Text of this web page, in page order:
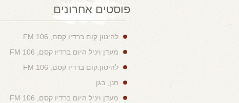
פוסטים אחרונים
להיטון.קום ברדיו קסם, 106 FM
מעדן ויניל היום ברדיו קסם, 106 FM
להיטון.קום ברדיו קסם, 106 FM
חנן, בגן
מעדן ויניל היום ברדיו קסם, 106 FM